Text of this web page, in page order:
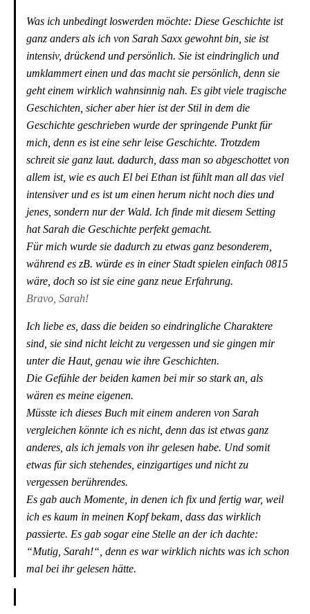
Was ich unbedingt loswerden möchte: Diese Geschichte ist
ganz anders als ich von Sarah Saxx gewohnt bin, sie ist
intensiv, drückend und persönlich. Sie ist eindringlich und
umklammert einen und das macht sie persönlich, denn sie
geht einem wirklich wahnsinnig nah. Es gibt viele tragische
Geschichten, sicher aber hier ist der Stil in dem die
Geschichte geschrieben wurde der springende Punkt für
mich, denn es ist eine sehr leise Geschichte. Trotzdem
schreit sie ganz laut. dadurch, dass man so abgeschottet von
allem ist, wie es auch El bei Ethan ist fühlt man all das viel
intensiver und es ist um einen herum nicht noch dies und
jenes, sondern nur der Wald. Ich finde mit diesem Setting
hat Sarah die Geschichte perfekt gemacht.
Für mich wurde sie dadurch zu etwas ganz besonderem,
während es zB. würde es in einer Stadt spielen einfach 0815
wäre, doch so ist sie eine ganz neue Erfahrung.
Bravo, Sarah!
Ich liebe es, dass die beiden so eindringliche Charaktere
sind, sie sind nicht leicht zu vergessen und sie gingen mir
unter die Haut, genau wie ihre Geschichten.
Die Gefühle der beiden kamen bei mir so stark an, als
wären es meine eigenen.
Müsste ich dieses Buch mit einem anderen von Sarah
vergleichen könnte ich es nicht, denn das ist etwas ganz
anderes, als ich jemals von ihr gelesen habe. Und somit
etwas für sich stehendes, einzigartiges und nicht zu
vergessen berührendes.
Es gab auch Momente, in denen ich fix und fertig war, weil
ich es kaum in meinen Kopf bekam, dass das wirklich
passierte. Es gab sogar eine Stelle an der ich dachte:
“Mutig, Sarah!“, denn es war wirklich nichts was ich schon
mal bei ihr gelesen hätte.